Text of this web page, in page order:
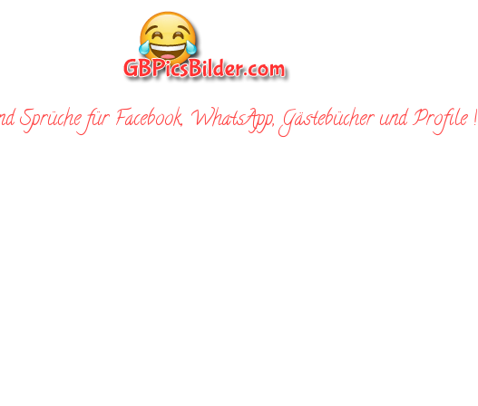
Sprüche für Facebook, WhatsApp, Gästebücher und Profile !